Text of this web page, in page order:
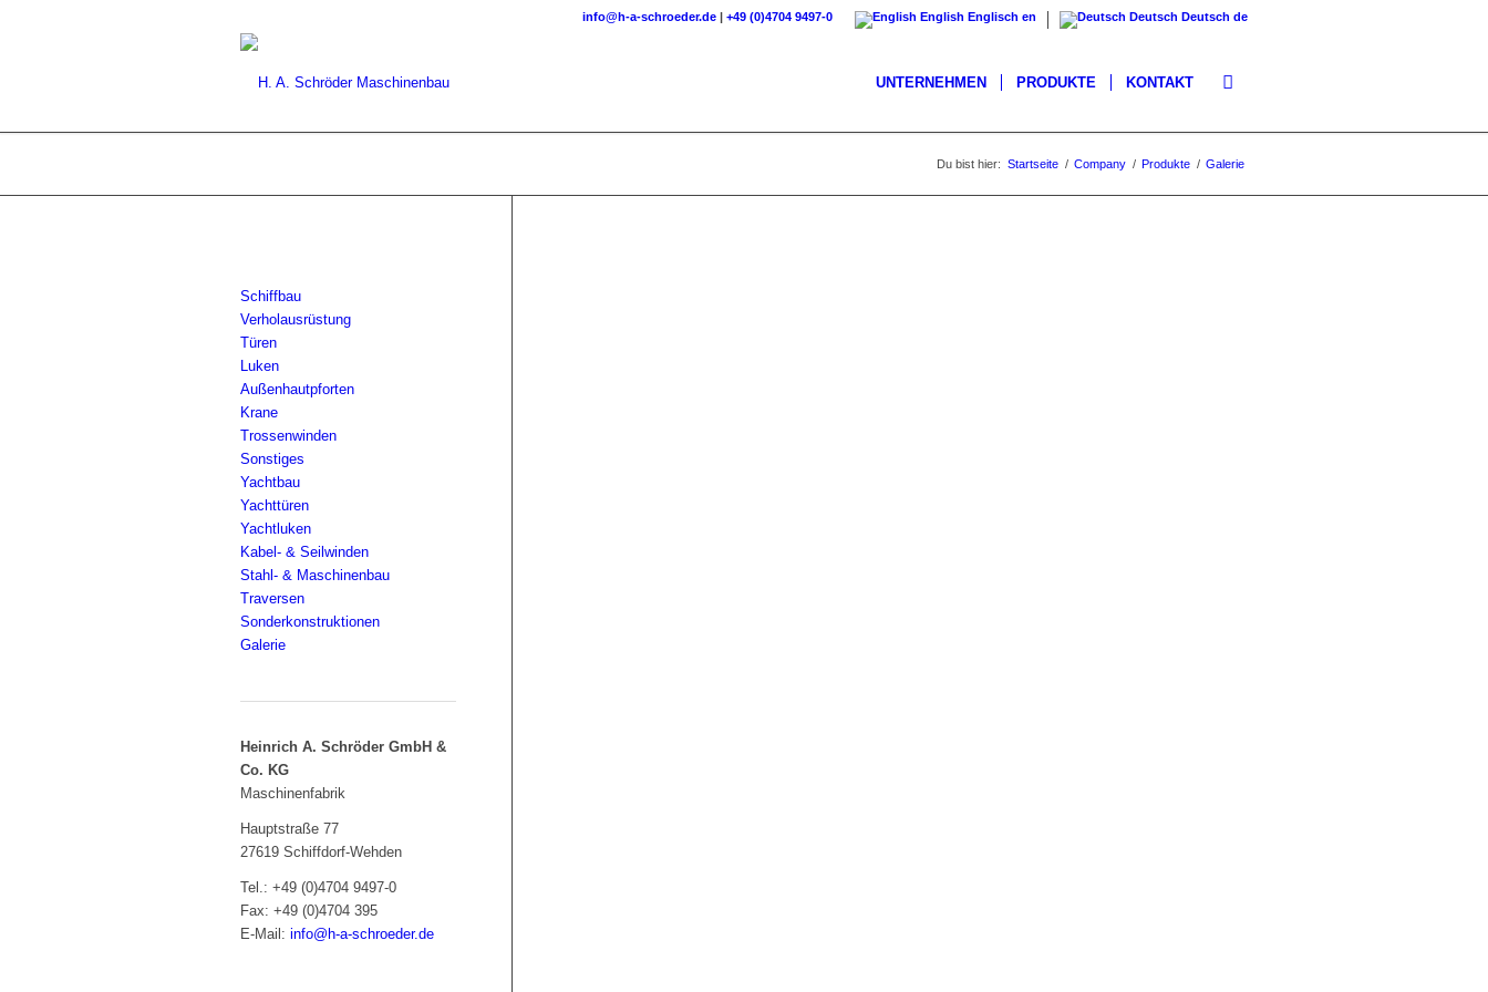
English Englisch en Deutsch Deutsch de
info@h-a-schroeder.de | +49 (0)4704 9497-0
UNTERNEHMEN PRODUKTE KONTAKT
Du bist hier: Startseite / Company / Produkte / Galerie
Schiffbau
Verholausrüstung
Türen
Luken
Außenhautpforten
Krane
Trossenwinden
Sonstiges
Yachtbau
Yachttüren
Yachtluken
Kabel- & Seilwinden
Stahl- & Maschinenbau
Traversen
Sonderkonstruktionen
Galerie
Heinrich A. Schröder GmbH &
Co. KG
Maschinenfabrik
Hauptstraße 77
27619 Schiffdorf-Wehden
Tel.: +49 (0)4704 9497-0
Fax: +49 (0)4704 395
E-Mail: info@h-a-schroeder.de